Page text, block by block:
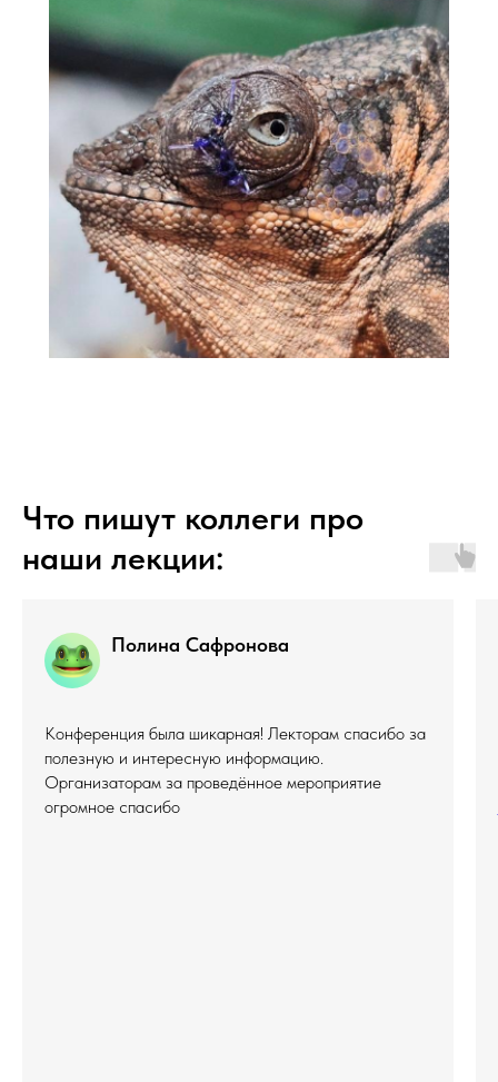
Что пишут коллеги про
наши лекции:
Полина Сафронова
Конференция была шикарная! Лекторам спасибо за
полезную и интересную информацию.
Организаторам за проведённое мероприятие
огромное спасибо